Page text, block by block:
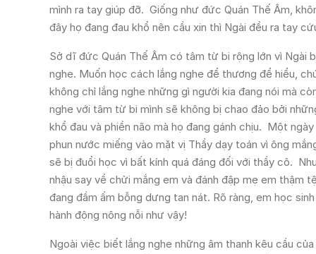
mình ra tay giúp đỡ. Giống như đức Quán Thế Âm,
đây họ đang đau khổ nên cầu xin thì Ngài đều ra tay
Sở dĩ đức Quán Thế Âm có tâm từ bi rộng lớn vì Ngài
nghe. Muốn học cách lắng nghe để thương để hiểu,
không chỉ lắng nghe những gì người kia đang nói mà
nghe với tâm từ bi mình sẽ không bị chao đảo bởi
khổ đau và phiền não mà họ đang gánh chịu. Một
phun nước miếng vào mặt vị Thầy dạy toán vì ông
sẽ bị đuổi học vì bất kính quá đáng đối với thầy cô.
nhậu say về chửi mắng em và đánh đập mẹ em thậm
đang đầm ấm bỗng dưng tan nát. Rõ ràng, em học
hành động nông nỗi như vậy!
Ngoài việc biết lắng nghe những âm thanh kêu cầu